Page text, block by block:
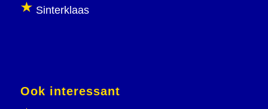
Sinterklaas
Ook interessant